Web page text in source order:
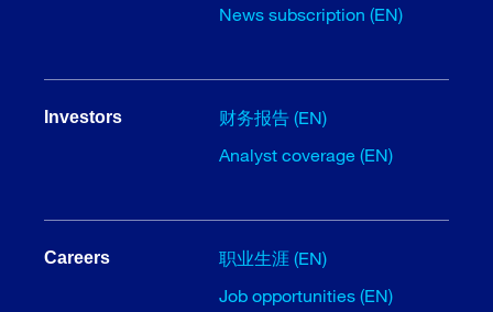
News subscription (EN)
Investors
财务报告 (EN)
Analyst coverage (EN)
Careers
职业生涯 (EN)
Job opportunities (EN)